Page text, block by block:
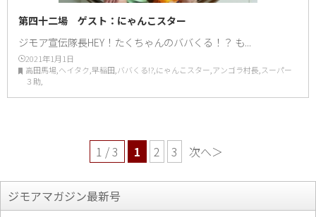
第四十二場 ゲスト：にゃんこスター
ジモア宣伝隊長HEY！たくちゃんのババくる！？ も...
2021年1月1日
高田馬場,ヘイタク,早稲田,ババくる!?,にゃんこスター,アンゴラ村長,スーパー
３助,
1 / 3 1 2 3 次へ＞
ジモアマガジン最新号